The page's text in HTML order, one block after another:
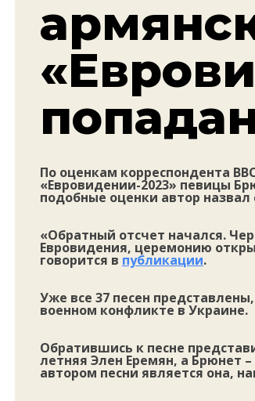
По оценкам корреспондента
«Евровидении-2023» певицы
подобные оценки автор
«Обратный отсчет начался.
Евровидения, церемонию
говорится в публикации.
Уже все 37 песен
военном конфликте в Украине.
Обратившись к песне
летняя Элен Еремян, а Брюнет
автором песни является она,